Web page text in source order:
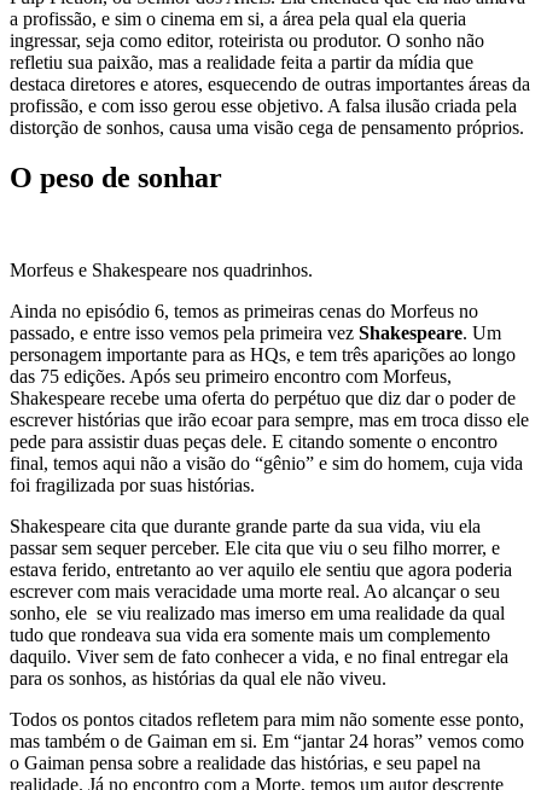
a profissão, e sim o cinema em si, a área pela qual ela queria
ingressar, seja como editor, roteirista ou produtor. O sonho não
refletiu sua paixão, mas a realidade feita a partir da mídia que
destaca diretores e atores, esquecendo de outras importantes áreas da
profissão, e com isso gerou esse objetivo. A falsa ilusão criada pela
distorção de sonhos, causa uma visão cega de pensamento próprios.
O peso de sonhar
Morfeus e Shakespeare nos quadrinhos.
Ainda no episódio 6, temos as primeiras cenas do Morfeus no
passado, e entre isso vemos pela primeira vez Shakespeare. Um
personagem importante para as HQs, e tem três aparições ao longo
das 75 edições. Após seu primeiro encontro com Morfeus,
Shakespeare recebe uma oferta do perpétuo que diz dar o poder de
escrever histórias que irão ecoar para sempre, mas em troca disso ele
pede para assistir duas peças dele. E citando somente o encontro
final, temos aqui não a visão do “gênio” e sim do homem, cuja vida
foi fragilizada por suas histórias.
Shakespeare cita que durante grande parte da sua vida, viu ela
passar sem sequer perceber. Ele cita que viu o seu filho morrer, e
estava ferido, entretanto ao ver aquilo ele sentiu que agora poderia
escrever com mais veracidade uma morte real. Ao alcançar o seu
sonho, ele se viu realizado mas imerso em uma realidade da qual
tudo que rondeava sua vida era somente mais um complemento
daquilo. Viver sem de fato conhecer a vida, e no final entregar ela
para os sonhos, as histórias da qual ele não viveu.
Todos os pontos citados refletem para mim não somente esse ponto,
mas também o de Gaiman em si. Em “jantar 24 horas” vemos como
o Gaiman pensa sobre a realidade das histórias, e seu papel na
realidade. Já no encontro com a Morte, temos um autor descrente